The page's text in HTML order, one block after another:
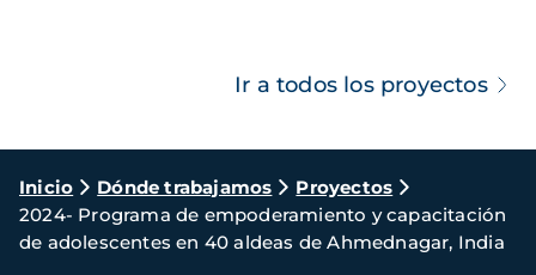
Ir a todos los proyectos
Ruta
de
navegación
Inicio Dónde trabajamos
Proyectos
2024- Programa de empoderamiento y capacitación
de adolescentes en 40 aldeas de Ahmednagar, India